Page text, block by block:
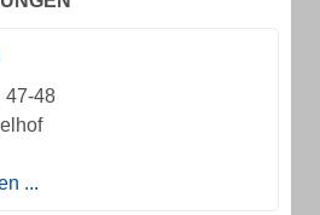
47-48
...